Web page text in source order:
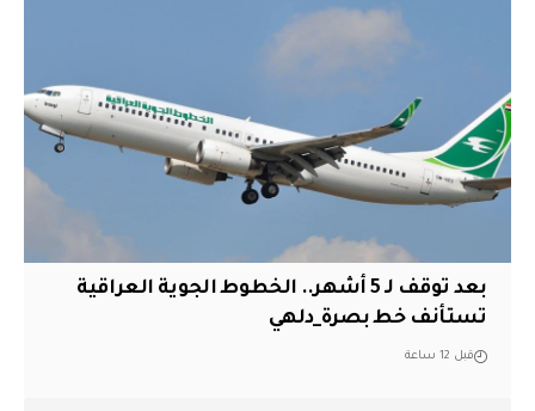
بعد توقف لـ 5 أشهر.. الخطوط الجوية العراقية
تستأنف خط بصرة_دلهي
قبل 12 ساعة